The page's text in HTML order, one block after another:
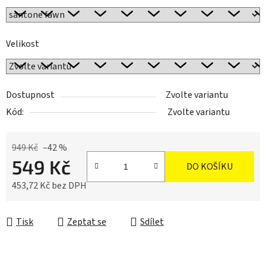
Velikost
Dostupnost
Zvolte variantu
Kód:
Zvolte variantu
949 Kč –42 %
549 Kč
453,72 Kč bez DPH
DO KOŠÍKU
Tisk Zeptat se Sdílet